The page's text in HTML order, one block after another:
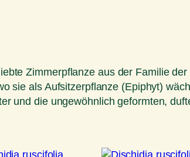
Zimmerpflanze aus der Familie
sie als Aufsitzerpflanze (Epiphyt)
und die ungewöhnlich geformten,